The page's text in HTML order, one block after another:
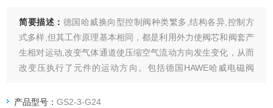
简要描述： 德国哈威换向型控制阀种类繁多,结构各异,控制方
式多样,但其工作原理基本相同，都是利用外力使阀芯和阀套产
生相对运动,改变气体通道使压缩空气流动方向发生变化，从而
改变压执行了元件的运动方向。包括德国HAWE哈威电磁阀
产品型号：GS2-3-G24